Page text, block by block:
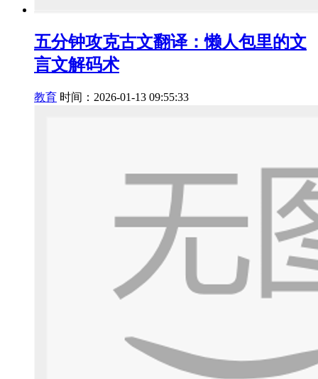
五分钟攻克古文翻译：懒人包里的文
言文解码术
教育 时间：2026-01-13 09:55:33